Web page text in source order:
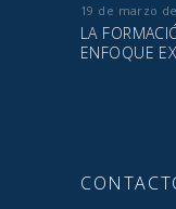
19 de marzo
LA
ENFOQUE